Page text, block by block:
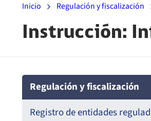
Inicio Regulación y fiscalización
Instrucción:
Regulación y fiscalización
Registro de entidades